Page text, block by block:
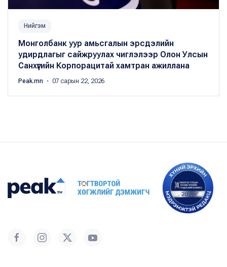
Нийгэм
Монголбанк уур амьсгалын эрсдэлийн
удирдлагыг сайжруулах чиглэлээр Олон Улсын
Санхүүгийн Корпорацитай хамтран ажиллана
Peak.mn ・ 07 сарын 22, 2026